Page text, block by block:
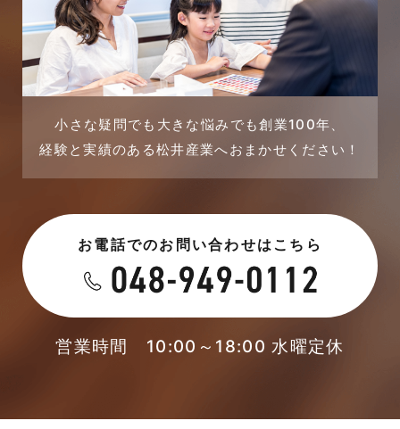
店舗・テナント施工事例
戸建賃貸住宅活用事例
採用情報
未分類
未分類
本店-ブログ
東武スカイツリーライン
2023年10月
2023年9月
2023年7月
2023年5月
2023年4月
2023年3月
小さな疑問でも大きな悩みでも創業100年、
経験と実績のある松井産業へおまかせください！
お電話でのお問い合わせはこちら
営業時間 10:00～18:00 水曜定休